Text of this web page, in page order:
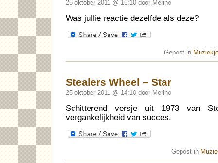
25 oktober 2011 @ 15:10 door Merino
Was jullie reactie dezelfde als deze?
Gepost in
Stealers Wheel – Star
25 oktober 2011 @ 14:10 door Merino
Schitterend versje uit 1973 van
vergankelijkheid van succes.
Gepost in